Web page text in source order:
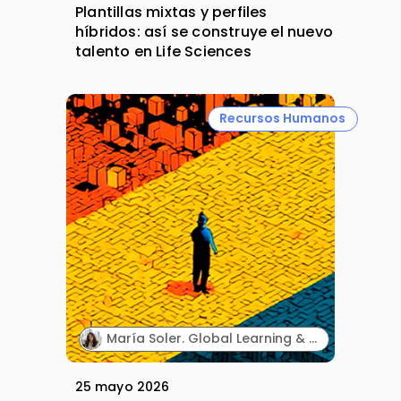
Plantillas mixtas y perfiles
híbridos: así se construye el nuevo
talento en Life Sciences
Recursos Humanos
María Soler. Global Learning & Development and Responsible of Spain & Portugal. Roche.
25 mayo 2026